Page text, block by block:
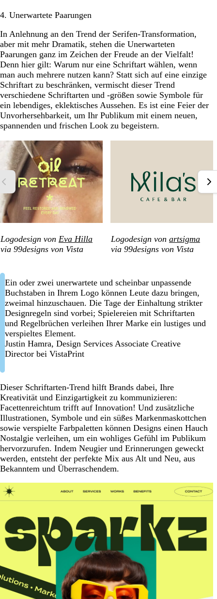
4. Unerwartete Paarungen
In Anlehnung an den Trend der Serifen-Transformation,
aber mit mehr Dramatik, stehen die Unerwarteten
Paarungen ganz im Zeichen der Freude an der Vielfalt!
Denn hier gilt: Warum nur eine Schriftart wählen, wenn
man auch mehrere nutzen kann? Statt sich auf eine einzige
Schriftart zu beschränken, vermischt dieser Trend
verschiedene Schriftarten und -größen sowie Symbole für
ein lebendiges, eklektisches Aussehen. Es ist eine Feier der
Unvorhersehbarkeit, um Ihr Publikum mit einem neuen,
spannenden und frischen Look zu begeistern.
Logodesign von Eva Hilla
via 99designs von Vista
Logodesign von artsigma
via 99designs von Vista
Ein oder zwei unerwartete und scheinbar unpassende
Buchstaben in Ihrem Logo können Leute dazu bringen,
zweimal hinzuschauen. Die Tage der Einhaltung strikter
Designregeln sind vorbei; Spielereien mit Schriftarten
und Regelbrüchen verleihen Ihrer Marke ein lustiges und
verspieltes Element.
Justin Hamra, Design Services Associate Creative
Director bei VistaPrint
Dieser Schriftarten-Trend hilft Brands dabei, Ihre
Kreativität und Einzigartigkeit zu kommunizieren:
Facettenreichtum trifft auf Innovation! Und zusätzliche
Illustrationen, Symbole und ein süßes Markenmaskottchen
sowie verspielte Farbpaletten können Designs einen Hauch
Nostalgie verleihen, um ein wohliges Gefühl im Publikum
hervorzurufen. Indem Neugier und Erinnerungen geweckt
werden, entsteht der perfekte Mix aus Alt und Neu, aus
Bekanntem und Überraschendem.